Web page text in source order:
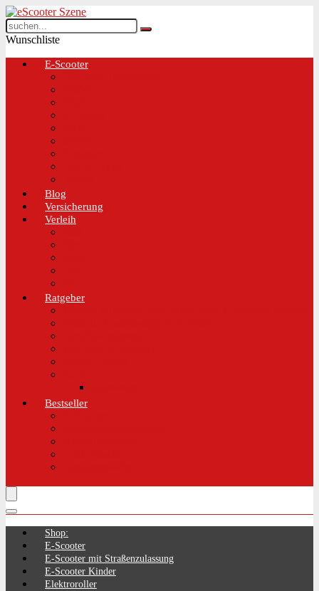
Wunschliste
E-Scooter
Blog
Versicherung
Verleih
Ratgeber
Bestseller
Shop:
E-Scooter
E-Scooter mit Straßenzulassung
E-Scooter Kinder
Elektroroller